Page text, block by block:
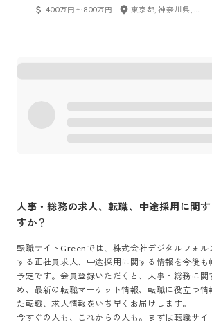
阪/京都）
400万円〜800万円
人事・総務の求人、転職、中途採用に関
すか？
転職サイトGreenでは、 株式会社デジタルフォル
する正社員求人、中途採用に関する情報を今後も
予定です。会員登録いただくと、 人事・総務 に関
め、最新の転職マーケット情報、転職に役立つ情
た転職、求人情報をいち早くお届けします。
今すぐの人も、これからの人も。まずは転職サ